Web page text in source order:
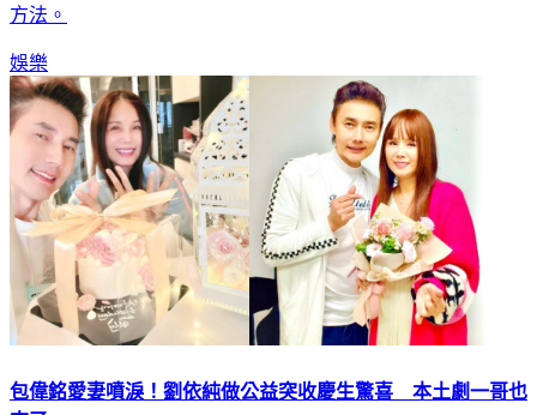
婚姻，也透露當年專攻三級片的原因，並透露沒工作時的舒壓
娛樂